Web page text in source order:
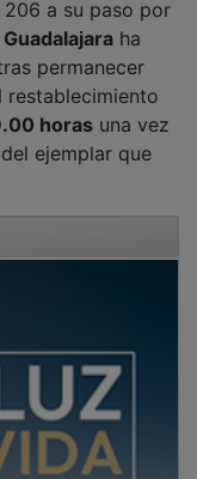
Guadalajaraha
permanecer
restablecimiento
horasuna vez
ejemplar que